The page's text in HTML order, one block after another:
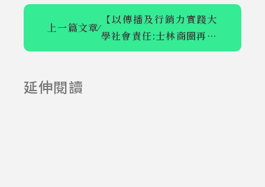
上一篇文章⁄
【以傳播及行銷力實踐大
學社會責任:士林商圈再造
計畫】
延伸閱讀
【Podcast內
行】
2023-03-07